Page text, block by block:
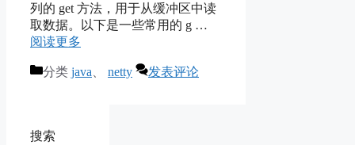
列的 get 方法，用于从缓冲区中读
取数据。以下是一些常用的 g …
阅读更多
分类 java netty 发表评论
搜索